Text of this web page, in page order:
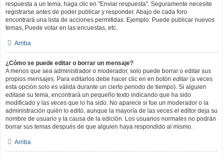
respuesta a un tema, haga clic en "Enviar respuesta". Seguramente necesite
registrarse antes de poder publicar y responder. Abajo de cada foro
encontrará una lista de acciones permitidas. Ejemplo: Puede publicar nuevos
temas, Puede votar en las encuestas, etc.
Arriba
¿Cómo se puede editar o borrar un mensaje?
A menos que sea administrador o moderador, solo puede borrar o editar sus
propios mensajes. Para editarlos debe hacer clic en en botón editar(a veces
esta opción solo es válida durante un cierto periodo de tiempo). Si alguien
editase su tema, encontrará un pequeño texto indicando que ha sido
modificado y las veces que lo ha sido. No aparece si fue un moderador o la
administración quién lo editó, aunque la mayoría de las veces el editor deja su
nombre de usuario y la causa de la edición. Los usuarios normales no podrán
borrar sus temas después de que alguien haya respondido al mismo.
Arriba